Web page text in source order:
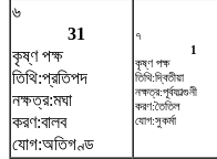
৬
31
কৃষ্ণ পক্ষ
তিথি:প্রতিপদ
নক্ষত্র:মঘা
করণ:বালব
যোগ:অতিগণ্ড
৭
1
কৃষ্ণ পক্ষ
তিথি:দ্বিতীয়া
নক্ষত্র:পূর্বফাল্গুনী
করণ:তৈতিল
যোগ:সুকর্মা